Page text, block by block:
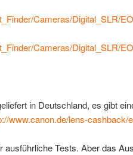
Cameras/Digital_SLR/
Cameras/Digital_SLR/
in Deutschland, es gibt
www.canon.de/lens-cashback/
ausführliche Tests. Aber das